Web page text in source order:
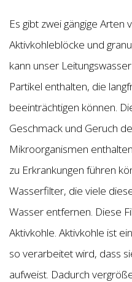
Es gibt zwei gängige Arten
Aktivkohleblöcke und
kann unser
Partikel enthalten, die
beeinträchtigen können.
Geschmack und Geruch
Mikroorganismen
zu Erkrankungen führen
Wasserfilter, die viele
Wasser entfernen. Diese
Aktivkohle. Aktivkohle ist
so verarbeitet wird, dass
aufweist. Dadurch